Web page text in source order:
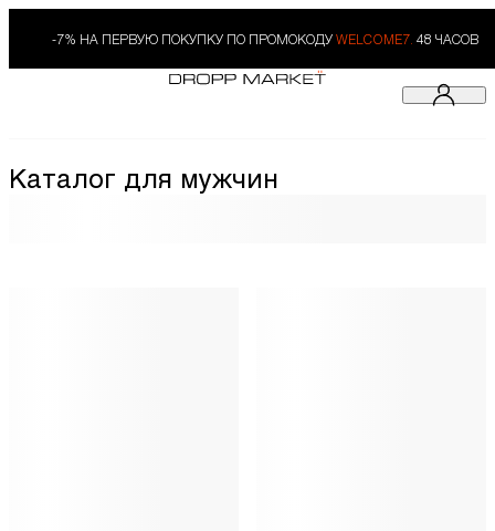
-7% НА ПЕРВУЮ ПОКУПКУ ПО ПРОМОКОДУ WELCOME7. 48 ЧАСОВ
Каталог для мужчин